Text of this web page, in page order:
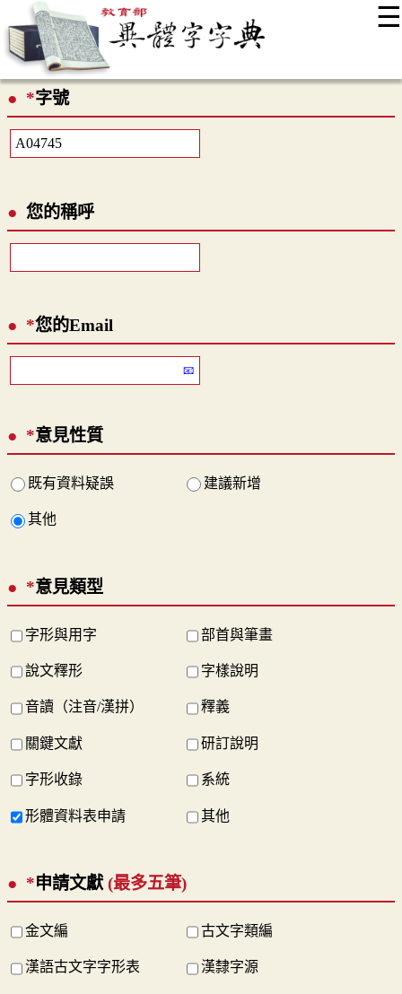
☰
最新消息
*字號
您的稱呼
*您的Email
*意見性質
既有資料疑誤 建議新增
其他
*意見類型
字形與用字 部首與筆畫
說文釋形 字樣說明
音讀（注音/漢拼） 釋義
關鍵文獻 研訂說明
字形收錄 系統
形體資料表申請 其他
*申請文獻(最多五筆)
金文編 古文字類編
漢語古文字字形表 漢隸字源